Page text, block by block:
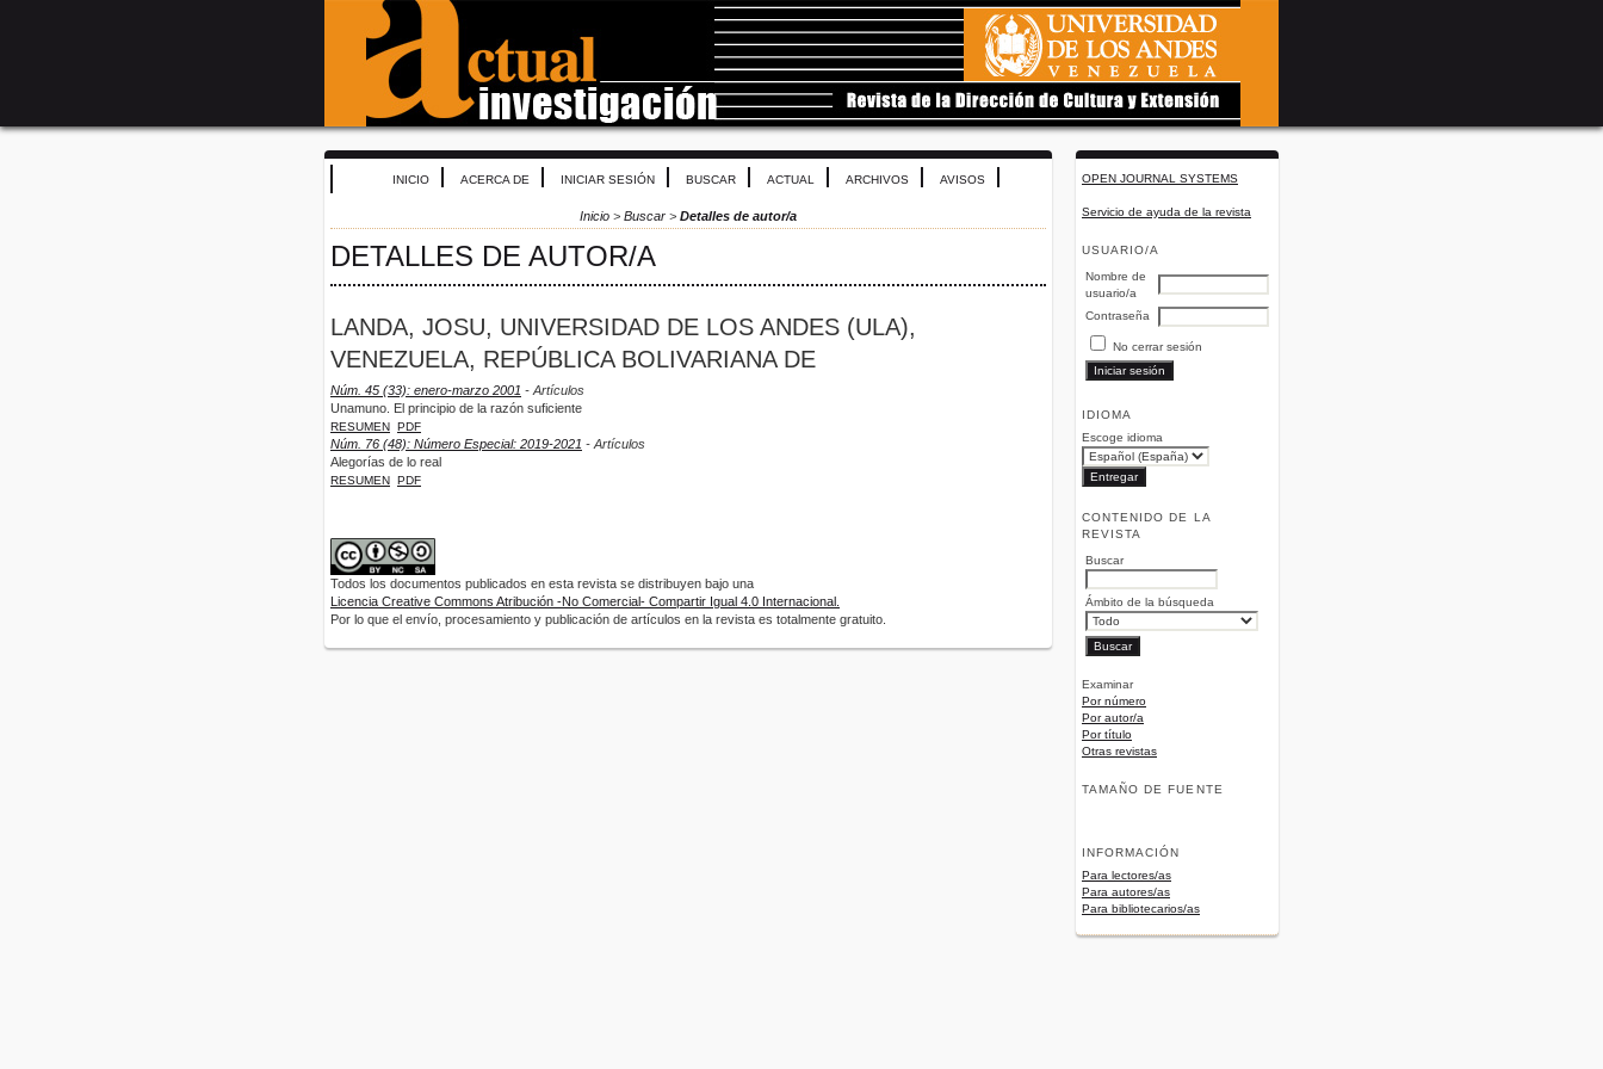
OPEN JOURNAL SYSTEMS
Servicio de ayuda de la revista
USUARIO/A
Nombre de
usuario/a
Contraseña
No cerrar sesión
IDIOMA
Escoge idioma
CONTENIDO DE LA
REVISTA
Buscar
Ámbito de la búsqueda
Examinar
Por número
Por autor/a
Por título
Otras revistas
TAMAÑO DE FUENTE
INFORMACIÓN
Para lectores/as
Para autores/as
Para bibliotecarios/as
INICIO ACERCA DE INICIAR SESIÓN BUSCAR ACTUAL ARCHIVOS AVISOS
Inicio > Buscar > Detalles de autor/a
DETALLES DE AUTOR/A
LANDA, JOSU, UNIVERSIDAD DE LOS ANDES (ULA),
VENEZUELA, REPÚBLICA BOLIVARIANA DE
Núm. 45 (33): enero-marzo 2001 - Artículos
Unamuno. El principio de la razón suficiente
RESUMEN PDF
Núm. 76 (48): Número Especial: 2019-2021 - Artículos
Alegorías de lo real
RESUMEN PDF
Todos los documentos publicados en esta revista se distribuyen bajo una
Licencia Creative Commons Atribución -No Comercial- Compartir Igual 4.0 Internacional.
Por lo que el envío, procesamiento y publicación de artículos en la revista es totalmente gratuito.